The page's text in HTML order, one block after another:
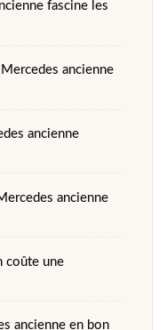
fascine les
ancienne
ancienne
ancienne
coûte une
ancienne en bon